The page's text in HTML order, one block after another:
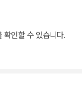
기가 독일과 한국을
뜻한 그림으로 펼쳐집
물이 차올라 농작물
날 뿐입니다. 친한 친
확인할 수 있습니다.